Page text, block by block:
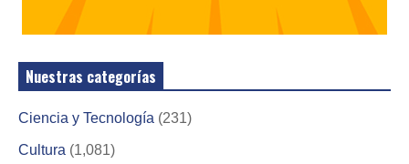
Nuestras categorías
Ciencia y Tecnología (231)
Cultura (1,081)